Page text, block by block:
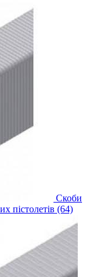
Скоби
пістолетів (64)